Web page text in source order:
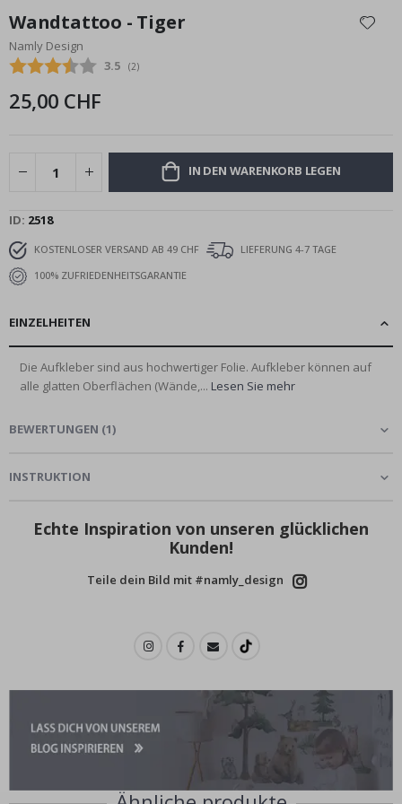
der
Bildgalerie
springen
Wandtattoo - Tiger
Namly Design
Durchschnittliche Bewertung:
3.5 (abgegebene bewertungen:
2)
25,00 CHF
IN DEN WARENKORB LEGEN
ID 2518
KOSTENLOSER VERSAND AB 49 CHF
LIEFERUNG 4-7 TAGE
100% ZUFRIEDENHEITSGARANTIE
EINZELHEITEN
Die Aufkleber sind aus hochwertiger Folie. Aufkleber können auf
alle glatten Oberflächen (Wände,... Lesen Sie mehr
BEWERTUNGEN (1)
INSTRUKTION
Echte Inspiration von unseren glücklichen
Kunden!
Teile dein Bild mit #namly_design